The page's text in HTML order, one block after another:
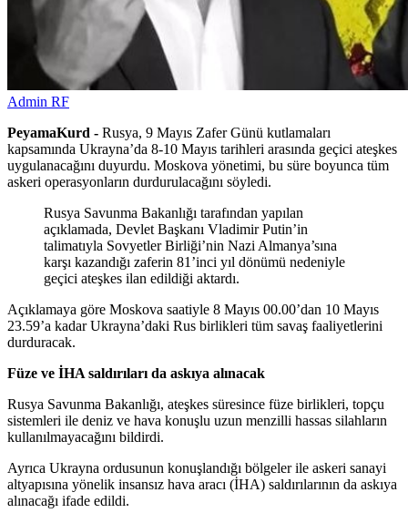
Admin RF
PeyamaKurd - Rusya, 9 Mayıs Zafer Günü kutlamaları
kapsamında Ukrayna’da 8-10 Mayıs tarihleri arasında geçici ateşkes
uygulanacağını duyurdu. Moskova yönetimi, bu süre boyunca tüm
askeri operasyonların durdurulacağını söyledi.
Rusya Savunma Bakanlığı tarafından yapılan
açıklamada, Devlet Başkanı Vladimir Putin’in
talimatıyla Sovyetler Birliği’nin Nazi Almanya’sına
karşı kazandığı zaferin 81’inci yıl dönümü nedeniyle
geçici ateşkes ilan edildiği aktardı.
Açıklamaya göre Moskova saatiyle 8 Mayıs 00.00’dan 10 Mayıs
23.59’a kadar Ukrayna’daki Rus birlikleri tüm savaş faaliyetlerini
durduracak.
Füze ve İHA saldırıları da askıya alınacak
Rusya Savunma Bakanlığı, ateşkes süresince füze birlikleri, topçu
sistemleri ile deniz ve hava konuşlu uzun menzilli hassas silahların
kullanılmayacağını bildirdi.
Ayrıca Ukrayna ordusunun konuşlandığı bölgeler ile askeri sanayi
altyapısına yönelik insansız hava aracı (İHA) saldırılarının da askıya
alınacağı ifade edildi.